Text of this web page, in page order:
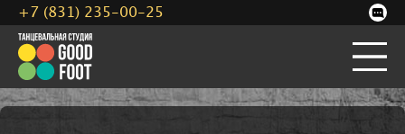
+7 (831) 235-00-25